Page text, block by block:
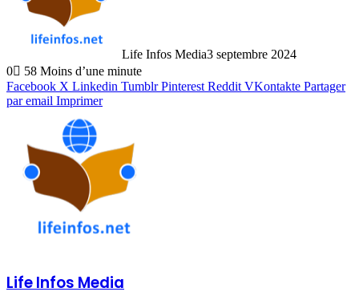
Life Infos Media3 septembre 2024
0
58 Moins d’une minute
Facebook X Linkedin Tumblr Pinterest Reddit VKontakte Partager
par email Imprimer
Life Infos Media